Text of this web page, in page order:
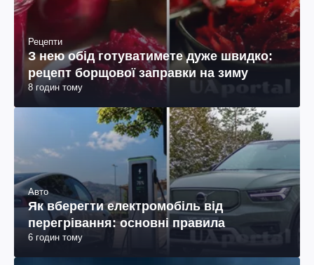
Рецепти
З нею обід готуватимете дуже швидко:
рецепт борщової заправки на зиму
8 годин тому
Авто
Як вберегти електромобіль від
перегрівання: основні правила
6 годин тому